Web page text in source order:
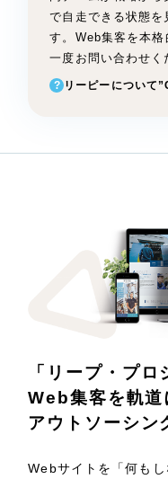
一過性の広告に頼らず、
ウハウ」を残す資産型
マーケ
Webサイ
採用サイト制
ECサイト制
制作実績
すべて
コーポレー
LP（ランデ
キャンペー
ブランディ
その他 （1件）
お客様インタ
で自走できる状態を
す。Web集客を本
一度お問い合わせく
? リーピーについて
「リープ・プロ
Web集客を軌道
アウトソーシン
Webサイトを「何も